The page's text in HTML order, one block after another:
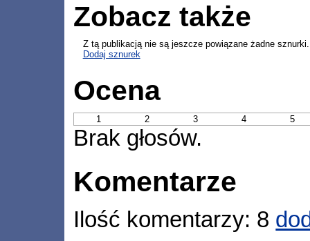
Zobacz także
Z tą publikacją nie są jeszcze powiązane żadne sznurki.
Dodaj sznurek
Ocena
1 2 3 4 5
Brak głosów.
Komentarze
Ilość komentarzy: 8